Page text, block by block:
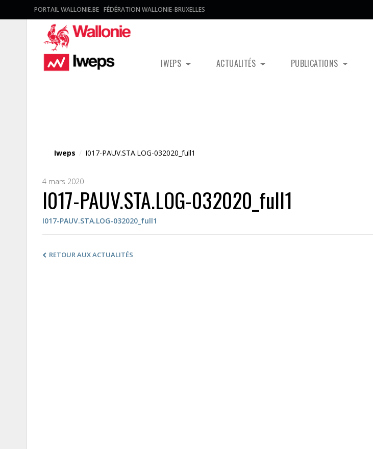
PORTAIL WALLONIE.BE FÉDÉRATION WALLONIE-BRUXELLES
IWEPS ACTUALITÉS PUBLICATIONS
Iweps / I017-PAUV.STA.LOG-032020_full1
4 mars 2020
I017-PAUV.STA.LOG-032020_full1
I017-PAUV.STA.LOG-032020_full1
RETOUR AUX ACTUALITÉS